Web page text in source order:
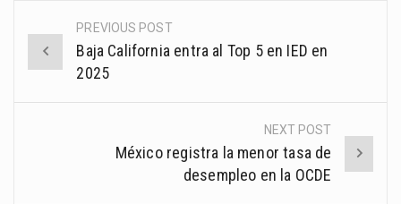
Post
navigation
PREVIOUS POST
Baja California entra al Top 5 en IED en
2025
NEXT POST
México registra la menor tasa de
desempleo en la OCDE